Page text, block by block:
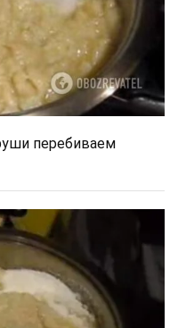
перебиваем